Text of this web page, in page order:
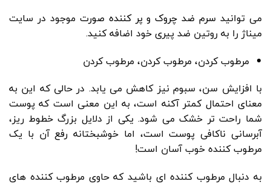
می توانید سرم ضد چروک و پر کننده صورت موجود در سایت
میناژ را به روتین ضد پیری خود اضافه کنید.
مرطوب کردن، مرطوب کردن، مرطوب کردن
با افزایش سن، سبوم نیز کاهش می یابد. در حالی که این به
معنای احتمال کمتر آکنه است، به این معنی است که پوست
شما راحت تر خشک می شود. یکی از دلایل بزرگ خطوط ریز،
آبرسانی ناکافی پوست است، اما خوشبختانه رفع آن با یک
مرطوب کننده خوب آسان است!
به دنبال مرطوب کننده ای باشید که حاوی مرطوب کننده های